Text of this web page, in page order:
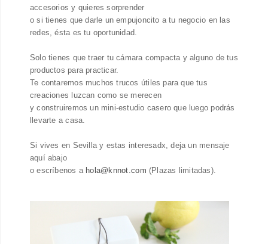
accesorios y quieres sorprender
o si tienes que darle un empujoncito a tu negocio en las
redes, ésta es tu oportunidad.
Solo tienes que traer tu cámara compacta y alguno de tus
productos para practicar.
Te contaremos muchos trucos útiles para que tus
creaciones luzcan como se merecen
y construiremos un mini-estudio casero que luego podrás
llevarte a casa.
Si vives en Sevilla y estas interesadx, deja un mensaje
aquí abajo
o escríbenos a hola@knnot.com (Plazas limitadas).